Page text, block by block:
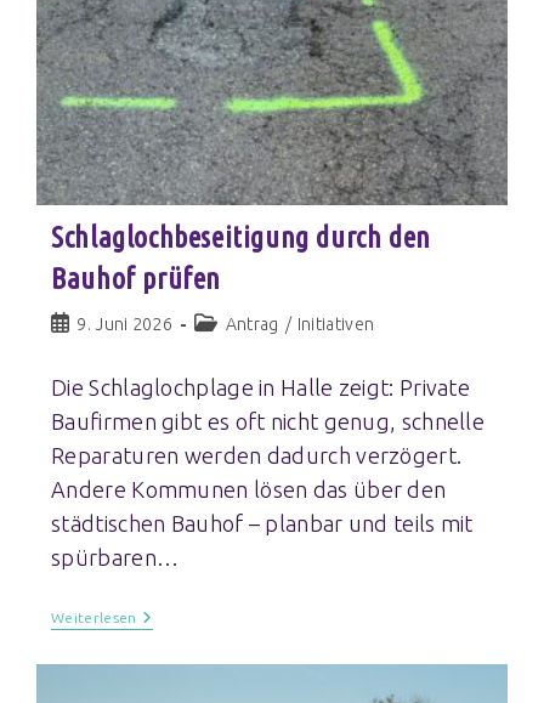
Schlaglochbeseitigung durch den
Bauhof prüfen
9. Juni 2026 Antrag / Initiativen
Die Schlaglochplage in Halle zeigt: Private
Baufirmen gibt es oft nicht genug, schnelle
Reparaturen werden dadurch verzögert.
Andere Kommunen lösen das über den
städtischen Bauhof – planbar und teils mit
spürbaren…
Weiterlesen